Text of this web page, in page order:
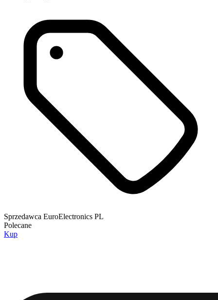
Sprzedawca EuroElectronics PL
Polecane
Kup